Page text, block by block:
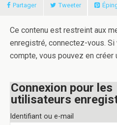
Partager Tweeter
Ce contenu est restreint aux
enregistré, connectez-vous. Si
compte, vous pouvez en créer
Connexion pour les
utilisateurs
Identifiant ou e-mail